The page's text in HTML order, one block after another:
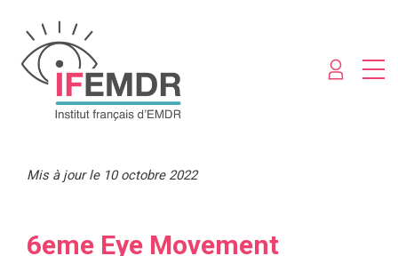
6eme Eye Movement
Mis à jour le 10 octobre 2022